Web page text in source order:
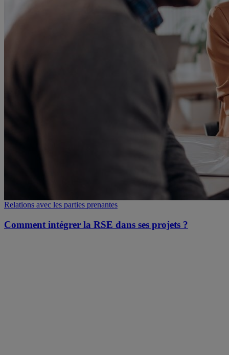
Relations avec les parties prenantes
Comment intégrer la RSE dans ses projets ?